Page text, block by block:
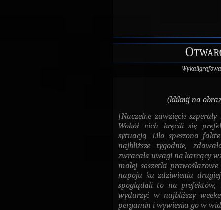
(kliknij na
[Naczelne zawzięcie
Wokół nich kręcili się
sytuacją. Lilo speszona
najbliższe tygodnie,
zwracała uwagi na karcący
małej saszetki
napoju ku zdziwieniu
spoglądali to na
wydarzyć w najbliższy
pergamin i wywiesiła go w